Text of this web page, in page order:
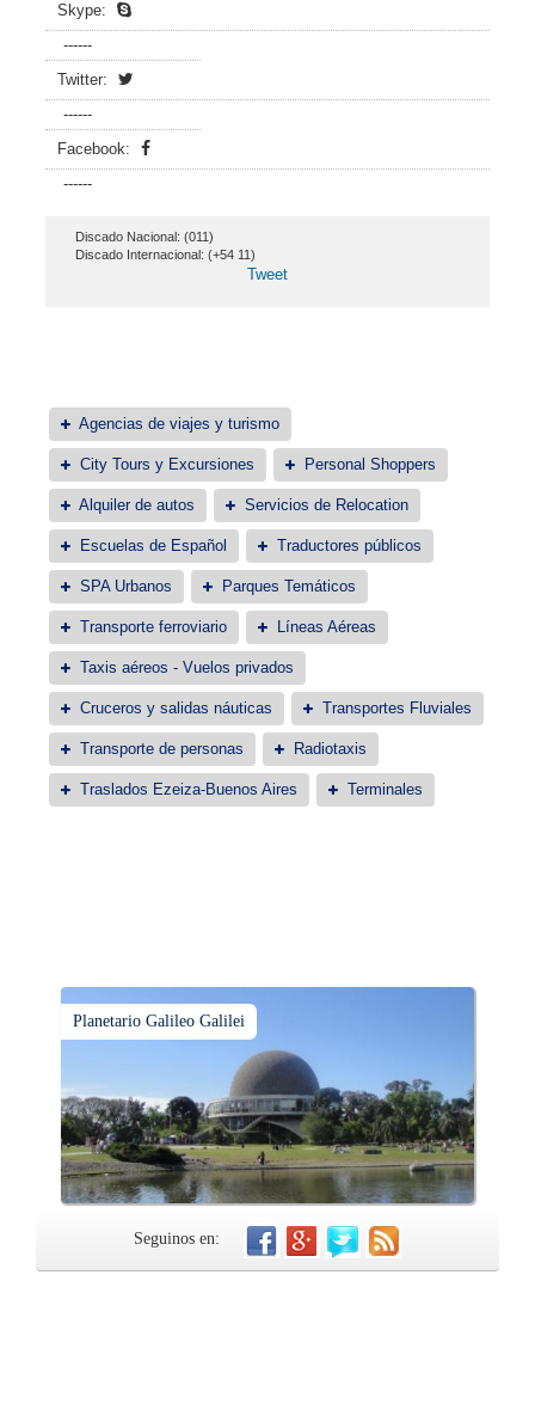
Skype:
------
Twitter:
------
Facebook:
------
Discado Nacional: (011)
Discado Internacional: (+54 11)
Tweet
Agencias de viajes y turismo
City Tours y Excursiones Personal Shoppers
Alquiler de autos Servicios de Relocation
Escuelas de Español Traductores públicos
SPA Urbanos Parques Temáticos
Transporte ferroviario Líneas Aéreas
Taxis aéreos - Vuelos privados
Cruceros y salidas náuticas Transportes Fluviales
Transporte de personas Radiotaxis
Traslados Ezeiza-Buenos Aires Terminales
Planetario Galileo Galilei
Seguinos en: